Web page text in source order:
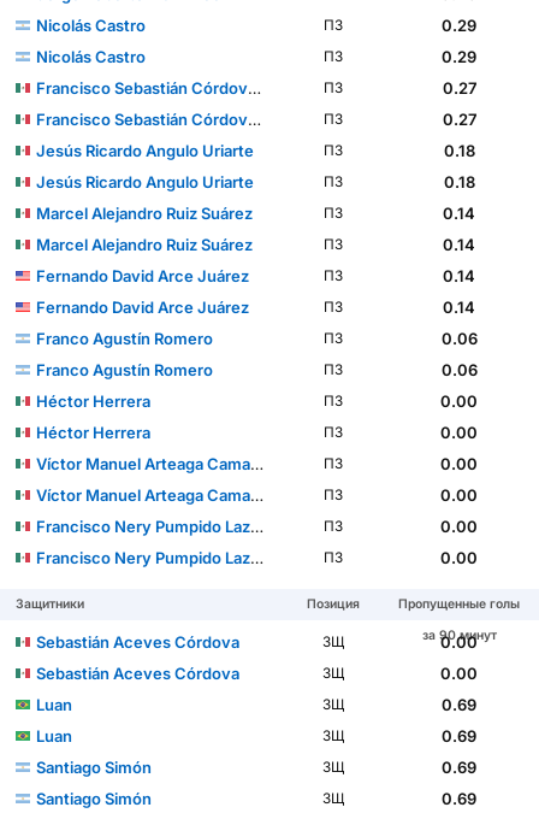
Nicolás Castro
ПЗ
0.29
Nicolás Castro
ПЗ
0.29
Francisco Sebastián Córdova Reyes
ПЗ
0.27
Francisco Sebastián Córdova Reyes
ПЗ
0.27
Jesús Ricardo Angulo Uriarte
ПЗ
0.18
Jesús Ricardo Angulo Uriarte
ПЗ
0.18
Marcel Alejandro Ruiz Suárez
ПЗ
0.14
Marcel Alejandro Ruiz Suárez
ПЗ
0.14
Fernando David Arce Juárez
ПЗ
0.14
Fernando David Arce Juárez
ПЗ
0.14
Franco Agustín Romero
ПЗ
0.06
Franco Agustín Romero
ПЗ
0.06
Héctor Herrera
ПЗ
0.00
Héctor Herrera
ПЗ
0.00
Víctor Manuel Arteaga Camarena
ПЗ
0.00
Víctor Manuel Arteaga Camarena
ПЗ
0.00
Francisco Nery Pumpido Lazzarino
ПЗ
0.00
Francisco Nery Pumpido Lazzarino
ПЗ 0.00
Защитники Позиция
Пропущенные голы
за 90 минут
Sebastián Aceves Córdova ЗЩ
0.00
Sebastián Aceves Córdova
ЗЩ
0.00
Luan
ЗЩ
0.69
Luan
ЗЩ
0.69
Santiago Simón
ЗЩ
0.69
Santiago Simón
ЗЩ
0.69